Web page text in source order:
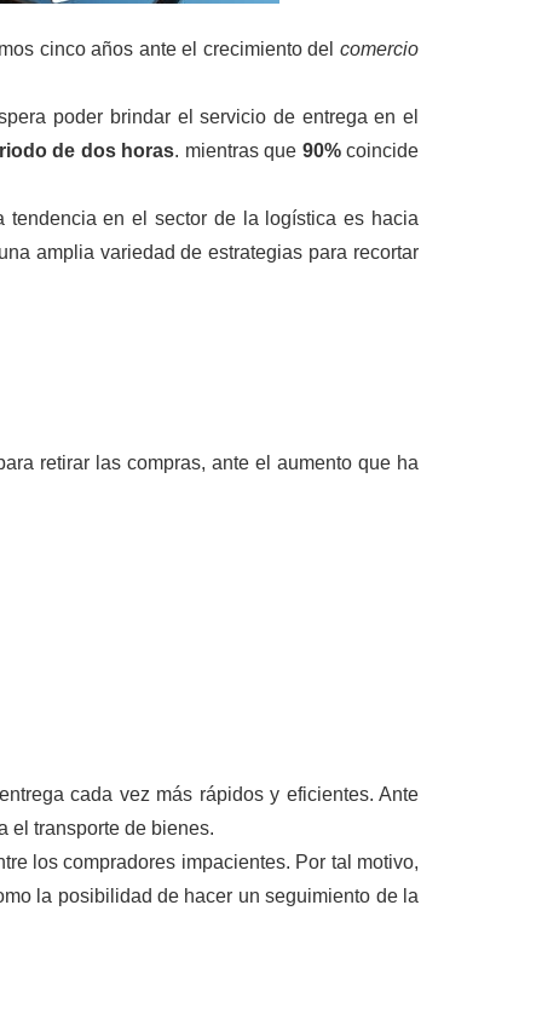
cinco años ante el crecimiento delcomercio
poder brindar el servicio de entrega en el
de dos horas. mientras que 90%coincide
en el sector de la logística es hacia
amplia variedad de estrategias para recortar
retirar las compras, ante el aumento que ha
cada vez más rápidos y eficientes. Ante
el transporte de bienes.
los compradores impacientes. Por tal motivo,
la posibilidad de hacer un seguimiento de la